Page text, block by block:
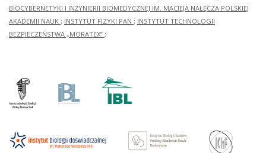
BIOCYBERNETYKI I INŻYNIERII BIOMEDYCZNEJ IM. MACIEJA NAŁĘCZA POLSKIEJ
AKADEMII NAUK ; INSTYTUT FIZYKI PAN ; INSTYTUT TECHNOLOGII
BEZPIECZEŃSTWA „MORATEX” ;